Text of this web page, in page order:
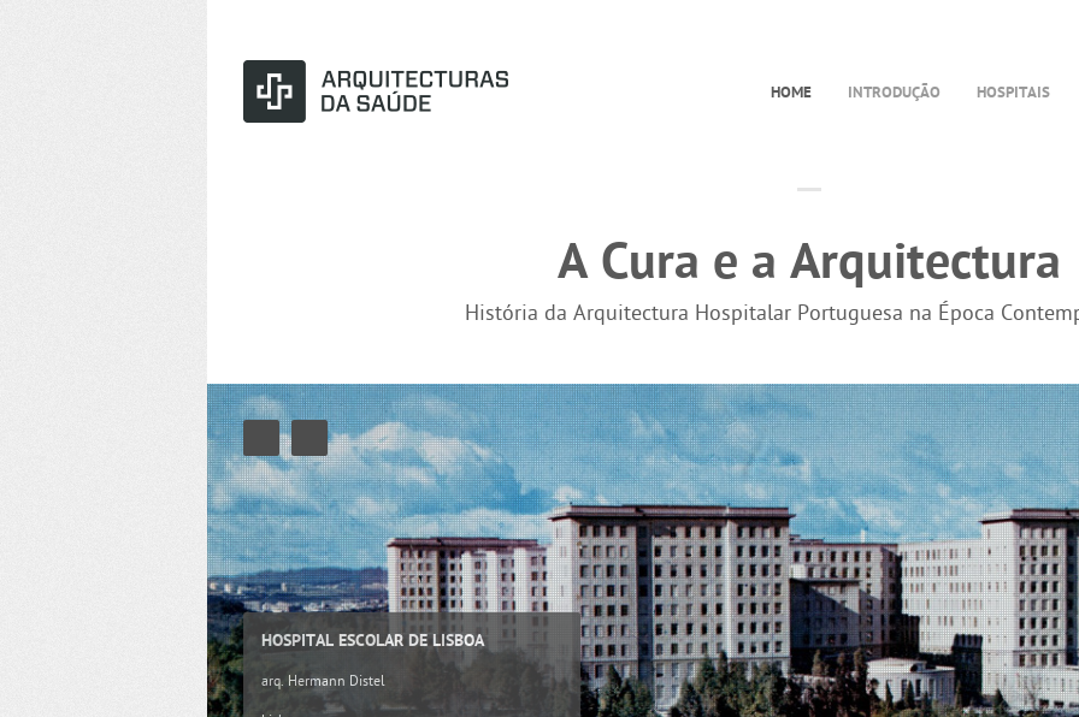
HOME INTRODUÇÃO HOSPITAIS
A Cura e a Arquitectura
História da Arquitectura Hospitalar Portuguesa na Época
HOSPITAL ESCOLAR DE LISBOA
arq. Hermann Distel